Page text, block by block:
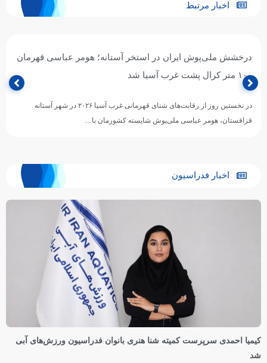
اخبار مرتبط
درخشش ملی‌پوش ایران در استخر آستانه؛ هومر عباسی قهرمان
۱۰۰ متر کرال پشت غرب آسیا شد
در نخستین روز از رقابت‌های شنای قهرمانی غرب آسیا ۲۰۲۶ در شهر آستانه
قزاقستان، هومر عباسی ملی‌پوش شایسته کشورمان با…
اخبار فدراسیون
کیمیا احمدی سرپرست کمیته شنا هنری بانوان فدراسیون ورزش‌های آبی
شد